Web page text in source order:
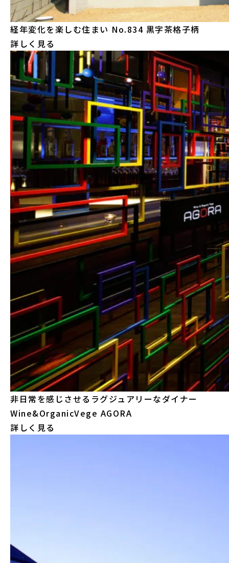
経年変化を楽しむ住まい No.834 黒字茶格子柄
詳しく見る
非日常を感じさせるラグジュアリーなダイナー
Wine&OrganicVege AGORA
詳しく見る